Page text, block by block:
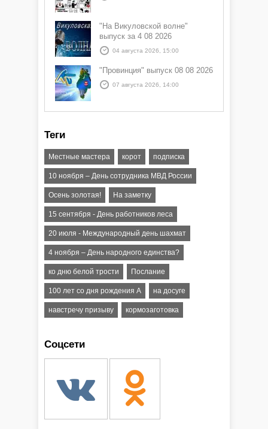
"На Викуловской волне"
выпуск за 4 08 2026
04 августа 2026, 15:00
"Провинция" выпуск 08 08 2026
07 августа 2026, 14:00
Теги
Местные мастера корот подписка
10 ноября – День сотрудника МВД России
Осень золотая! На заметку
15 сентября - День работников леса
20 июля - Международный день шахмат
4 ноября – День народного единства?
ко дню белой трости Послание
100 лет со дня рождения А на досуге
навстречу призыву кормозаготовка
Соцсети